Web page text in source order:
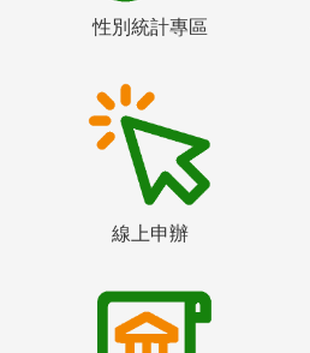
性別統計專區
線上申辦